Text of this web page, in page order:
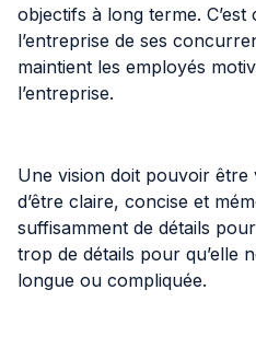
objectifs à long terme. C’est
l’entreprise de ses
maintient les employés
l’entreprise.
Une vision doit pouvoir être
d’être claire, concise et
suffisamment de détails
trop de détails pour qu’elle
longue ou compliquée.